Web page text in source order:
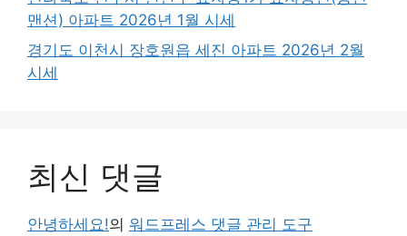
맨션) 아파트 2026년 1월 시세
경기도 이천시 장호원읍 세진 아파트 2026년 2월
시세
최신 댓글
안녕하세요!의 워드프레스 댓글 관리 도구